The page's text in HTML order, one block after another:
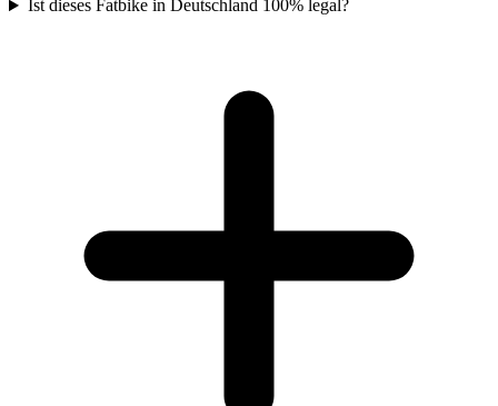
Ist dieses Fatbike in Deutschland 100% legal?